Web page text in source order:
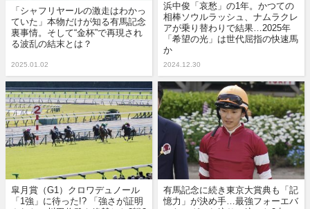
「シャフリヤールの激走はわかっ
ていた」本物だけが知る有馬記念
裏事情。そして“金杯”で再現され
る波乱の結末とは？
2025.01.02
浜中俊「哀愁」の1年。かつての
相棒ソウルラッシュ、ナムラクレ
アが乗り替わりで結果…2025年
「希望の光」は世代屈指の快速馬
か
2024.12.30
皐月賞（G1）クロワデュノール
「1強」に待った!? 「強さが証明
有馬記念に続き東京大賞典も「記
憶力」が決め手…最強フォーエバ